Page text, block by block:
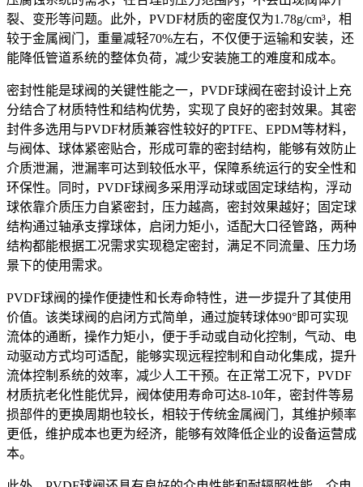
裂、变形等问题。此外，PVDF材质的密度仅为1.78g/cm³，相
较于金属阀门，重量减轻70%左右，不仅便于运输和安装，还
能降低管道系统的整体负荷，减少安装施工的难度和成本。
密封性能是球阀的关键性能之一，PVDF球阀在密封设计上充
分结合了材质特性和结构优势，实现了良好的密封效果。其密
封件多选用与PVDF材质兼容性较好的PTFE、EPDM等材料，
与阀体、球体紧密贴合，形成可靠的密封结构，能够有效防止
介质泄漏，泄漏率可达到较低水平，保障系统运行的安全性和
环保性。同时，PVDF球阀多采用浮动球或固定球结构，浮动
球依靠介质压力自紧密封，压力越高，密封效果越好；固定球
结构通过轴承支撑球体，启闭力矩小，适配大口径管路，两种
结构都能根据工况需求实现稳定密封，满足不同流量、压力场
景下的使用需求。
PVDF球阀的操作便捷性和长寿命特性，进一步提升了其使用
价值。该类球阀的启闭方式简单，通过旋转球体90°即可实现
流体的通断，操作力矩小，便于手动或自动化控制，气动、电
动驱动方式均可适配，能够实现远程控制和自动化集成，提升
流体控制系统的效率，减少人工干预。在正常工况下，PVDF
材质抗老化性能优异，阀体使用寿命可达8-10年，密封件等易
损部件的更换周期也较长，相较于传统金属阀门，其维护频率
更低，维护成本也更为经济，能够有效降低企业的设备运营成
本。